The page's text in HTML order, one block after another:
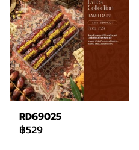
RD69025
฿529